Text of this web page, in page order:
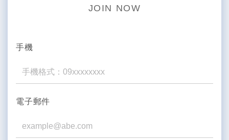
JOIN NOW
手機
電子郵件